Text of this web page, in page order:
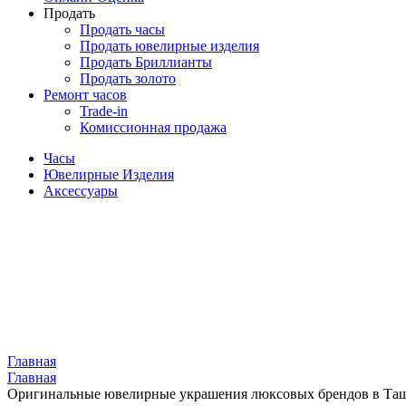
Продать
Продать часы
Продать ювелирные изделия
Продать Бриллианты
Продать золото
Ремонт часов
Trade-in
Комиссионная продажа
Часы
Ювелирные Изделия
Аксессуары
Главная
Главная
Оригинальные ювелирные украшения люксовых брендов в